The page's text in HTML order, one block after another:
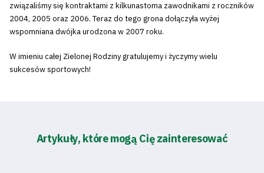
związaliśmy się kontraktami z kilkunastoma zawodnikami z roczników
2004, 2005 oraz 2006. Teraz do tego grona dołączyła wyżej
wspomniana dwójka urodzona w 2007 roku.
W imieniu całej Zielonej Rodziny gratulujemy i życzymy wielu
sukcesów sportowych!
Artykuły, które mogą Cię zainteresować